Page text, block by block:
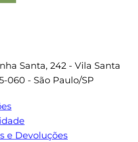
Santa, 242 - Vila Santa
060 - São Paulo/SP
e Devoluções